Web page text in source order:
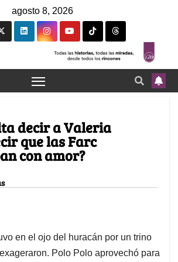
agosto 8, 2026
decir a Valeria
que las Farc
con amor?
en el ojo del huracán por un trino
Polo Polo aprovechó para